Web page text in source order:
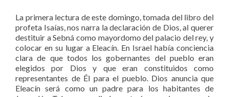
La primera lectura de este domingo, tomada del libro del
profeta Isaías, nos narra la declaración de Dios, al querer
destituir a Sebná como mayordomo del palacio del rey, y
colocar en su lugar a Eleacín. En Israel había conciencia
clara de que todos los gobernantes del pueblo eran
elegidos por Dios y que eran constituidos como
representantes de Él para el pueblo. Dios anuncia que
Eleacín será como un padre para los habitantes de